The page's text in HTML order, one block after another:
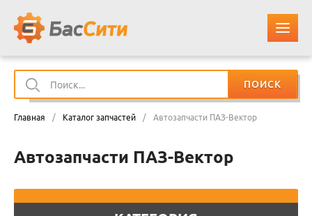
ПОИСК
Главная / Каталог запчастей / Автозапчасти ПАЗ-Вектор
Автозапчасти ПАЗ-Вектор
КОНТАКТЫ